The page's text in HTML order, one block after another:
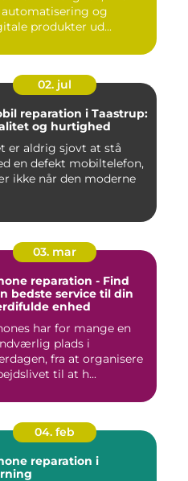
automatisering og
produkter ud...
02. jul
reparation i Taastrup:
og hurtighed
er aldrig sjovt at stå
en defekt mobiltelefon,
ikke når den moderne
03. mar
reparation - Find
bedste service til din
enhed
har for mange en
plads i
fra at organisere
til at h...
04. feb
reparation i